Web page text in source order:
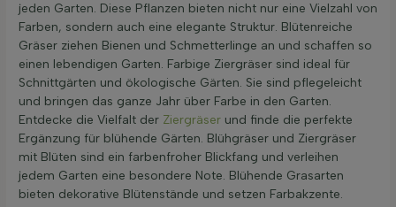
jeden Garten. Diese Pflanzen bieten nicht nur eine Vielzahl von
Farben, sondern auch eine elegante Struktur. Blütenreiche
Gräser ziehen Bienen und Schmetterlinge an und schaffen so
einen lebendigen Garten. Farbige Ziergräser sind ideal für
Schnittgärten und ökologische Gärten. Sie sind pflegeleicht
und bringen das ganze Jahr über Farbe in den Garten.
Entdecke die Vielfalt der Ziergräser und finde die perfekte
Ergänzung für blühende Gärten. Blühgräser und Ziergräser
mit Blüten sind ein farbenfroher Blickfang und verleihen
jedem Garten eine besondere Note. Blühende Grasarten
bieten dekorative Blütenstände und setzen Farbakzente.